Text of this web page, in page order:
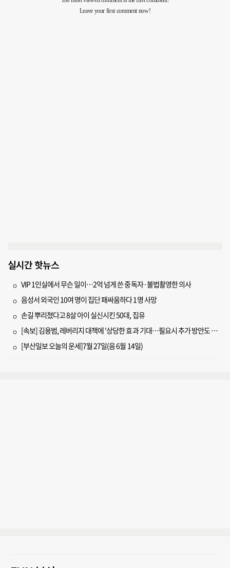
실시간 핫뉴스
VIP 1인실에서 무슨 일이…2억 넘게 쓴 중독자·불법촬영한 의사
음성서 외국인 10여 명이 집단 패싸움하다 1명 사망
손길 뿌리쳤다고 8살 아이 실신시킨 50대, 집유
[속보] 김용범, 레버리지 대책에 '상당한 효과 기대…필요시 추가 방안도 검토'
[부산일보 오늘의 운세]7월 27일(음 6월 14일)